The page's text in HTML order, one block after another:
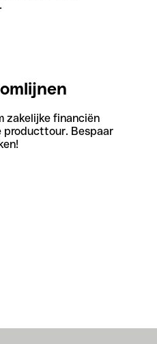
zakelijke financiën
producttour. Bespaar